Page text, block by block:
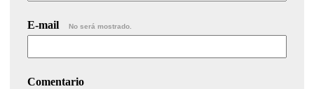
E-mail No será mostrado.
Comentario